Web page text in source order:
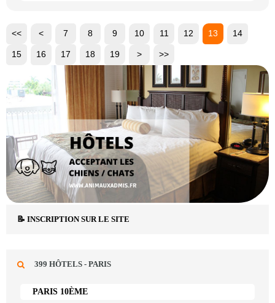
<< < 7 8 9 10 11 12 13 14
15 16 17 18 19 > >>
📝 INSCRIPTION SUR LE SITE
399 HÔTELS - PARIS
PARIS 10ÈME